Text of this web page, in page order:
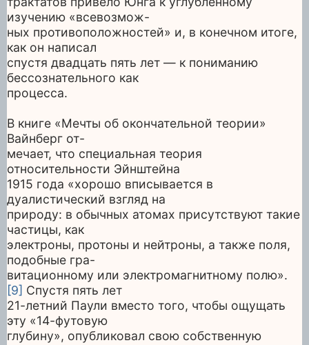
изучению «всевозмож-
ных противоположностей» и, в конечном итоге,
как он написал
спустя двадцать пять лет — к пониманию
бессознательного как
процесса.
В книге «Мечты об окончательной теории»
Вайнберг от-
мечает, что специальная теория
относительности Эйнштейна
1915 года «хорошо вписывается в
дуалистический взгляд на
природу: в обычных атомах присутствуют такие
частицы, как
электроны, протоны и нейтроны, а также поля,
подобные гра-
витационному или электромагнитному полю».
[9] Спустя пять лет
21-летний Паули вместо того, чтобы ощущать
эту «14-футовую
глубину», опубликовал свою собственную